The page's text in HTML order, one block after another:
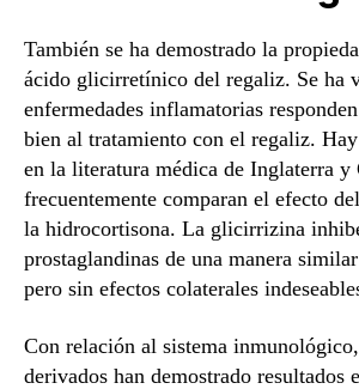
También se ha demostrado la
ácido glicirretínico del regaliz. Se ha
enfermedades inflamatorias
bien al tratamiento con el regaliz.
en la literatura médica de Inglaterra y
frecuentemente comparan el efecto
la hidrocortisona. La glicirrizina
prostaglandinas de una manera
pero sin efectos colaterales
Con relación al sistema
derivados han demostrado resultados